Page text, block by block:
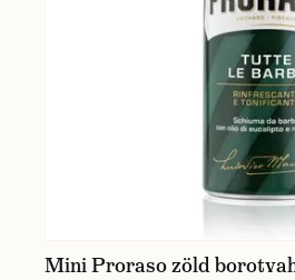
Mini Proraso zöld